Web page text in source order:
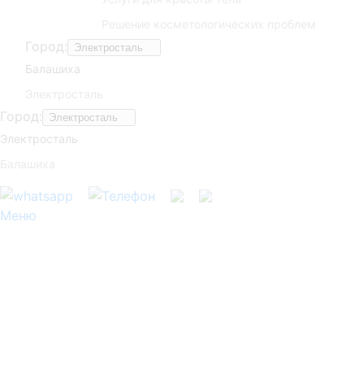
Город: Электросталь
Балашиха
Город: Электросталь
Электросталь
Меню